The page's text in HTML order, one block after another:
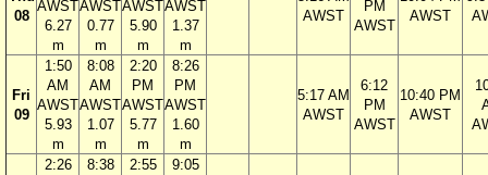
08
AWST
6.27
m
AWST
0.77
m
AWST
5.90
m
AWST
1.37
m
AWST
PM
AWST
AWST
Fri
09
1:50
AM
AWST
5.93
m
8:08
AM
AWST
1.07
m
2:20
PM
AWST
5.77
m
8:26
PM
AWST
1.60
m
5:17 AM
AWST
6:12
PM
AWST
10:40 PM
AWST
2:26
8:38
2:55
9:05